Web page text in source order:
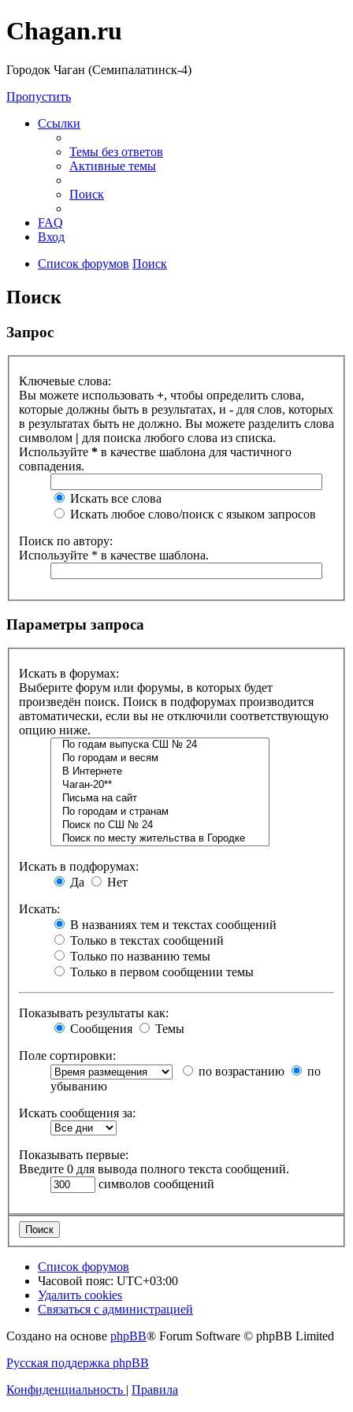
Chagan.ru
Городок Чаган (Семипалатинск-4)
Пропустить
Ссылки
Темы без ответов
Активные темы
Поиск
FAQ
Вход
Список форумов Поиск
Поиск
Запрос
Ключевые слова:
Вы можете использовать +, чтобы определить слова,
которые должны быть в результатах, и - для слов, которых
в результатах быть не должно. Вы можете разделить слова
символом | для поиска любого слова из списка.
Используйте * в качестве шаблона для частичного
совпадения.
Искать все слова
Искать любое слово/поиск с языком запросов
Поиск по автору:
Используйте * в качестве шаблона.
Параметры запроса
Искать в форумах:
Выберите форум или форумы, в которых будет
произведён поиск. Поиск в подфорумах производится
автоматически, если вы не отключили соответствующую
опцию ниже.
Искать в подфорумах:
Да
Нет
Искать:
В названиях тем и текстах сообщений
Только в текстах сообщений
Только по названию темы
Только в первом сообщении темы
Показывать результаты как:
Сообщения
Темы
Поле сортировки:
по возрастанию
по
убыванию
Искать сообщения за:
Показывать первые:
Введите 0 для вывода полного текста сообщений.
символов сообщений
Список форумов
Часовой пояс: UTC+03:00
Удалить cookies
Связаться с администрацией
Создано на основе phpBB® Forum Software © phpBB Limited
Русская поддержка phpBB
Конфиденциальность | Правила